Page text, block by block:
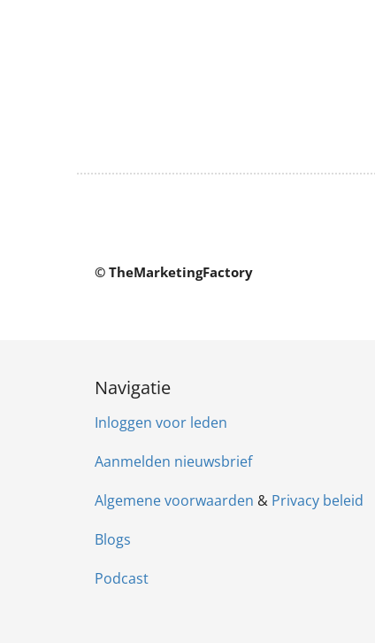
© TheMarketingFactory
Navigatie
Inloggen voor leden
Aanmelden nieuwsbrief
Algemene voorwaarden & Privacy beleid
Blogs
Podcast